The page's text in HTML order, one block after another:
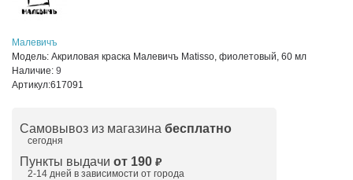
Малевичъ
Модель: Акриловая краска Малевичъ Matisso, фиолетовый, 60 мл
Наличие: 9
Артикул:617091
Самовывоз из магазина бесплатно
сегодня
Пункты выдачи от 190 ₽
2-14 дней в зависимости от города